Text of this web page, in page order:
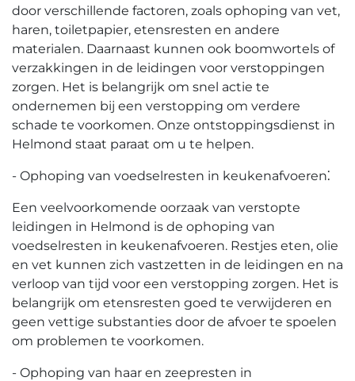
door verschillende factoren, zoals ophoping van vet,
haren, toiletpapier, etensresten en andere
materialen.​ Daarnaast kunnen ook boomwortels of
verzakkingen in de leidingen voor verstoppingen
zorgen.​ Het is belangrijk om snel actie te
ondernemen bij een verstopping om verdere
schade te voorkomen.​ Onze ontstoppingsdienst in
Helmond staat paraat om u te helpen.​
- Ophoping van voedselresten in keukenafvoeren⁚
Een veelvoorkomende oorzaak van verstopte
leidingen in Helmond is de ophoping van
voedselresten in keukenafvoeren. Restjes eten, olie
en vet kunnen zich vastzetten in de leidingen en na
verloop van tijd voor een verstopping zorgen.​ Het is
belangrijk om etensresten goed te verwijderen en
geen vettige substanties door de afvoer te spoelen
om problemen te voorkomen.​
- Ophoping van haar en zeepresten in